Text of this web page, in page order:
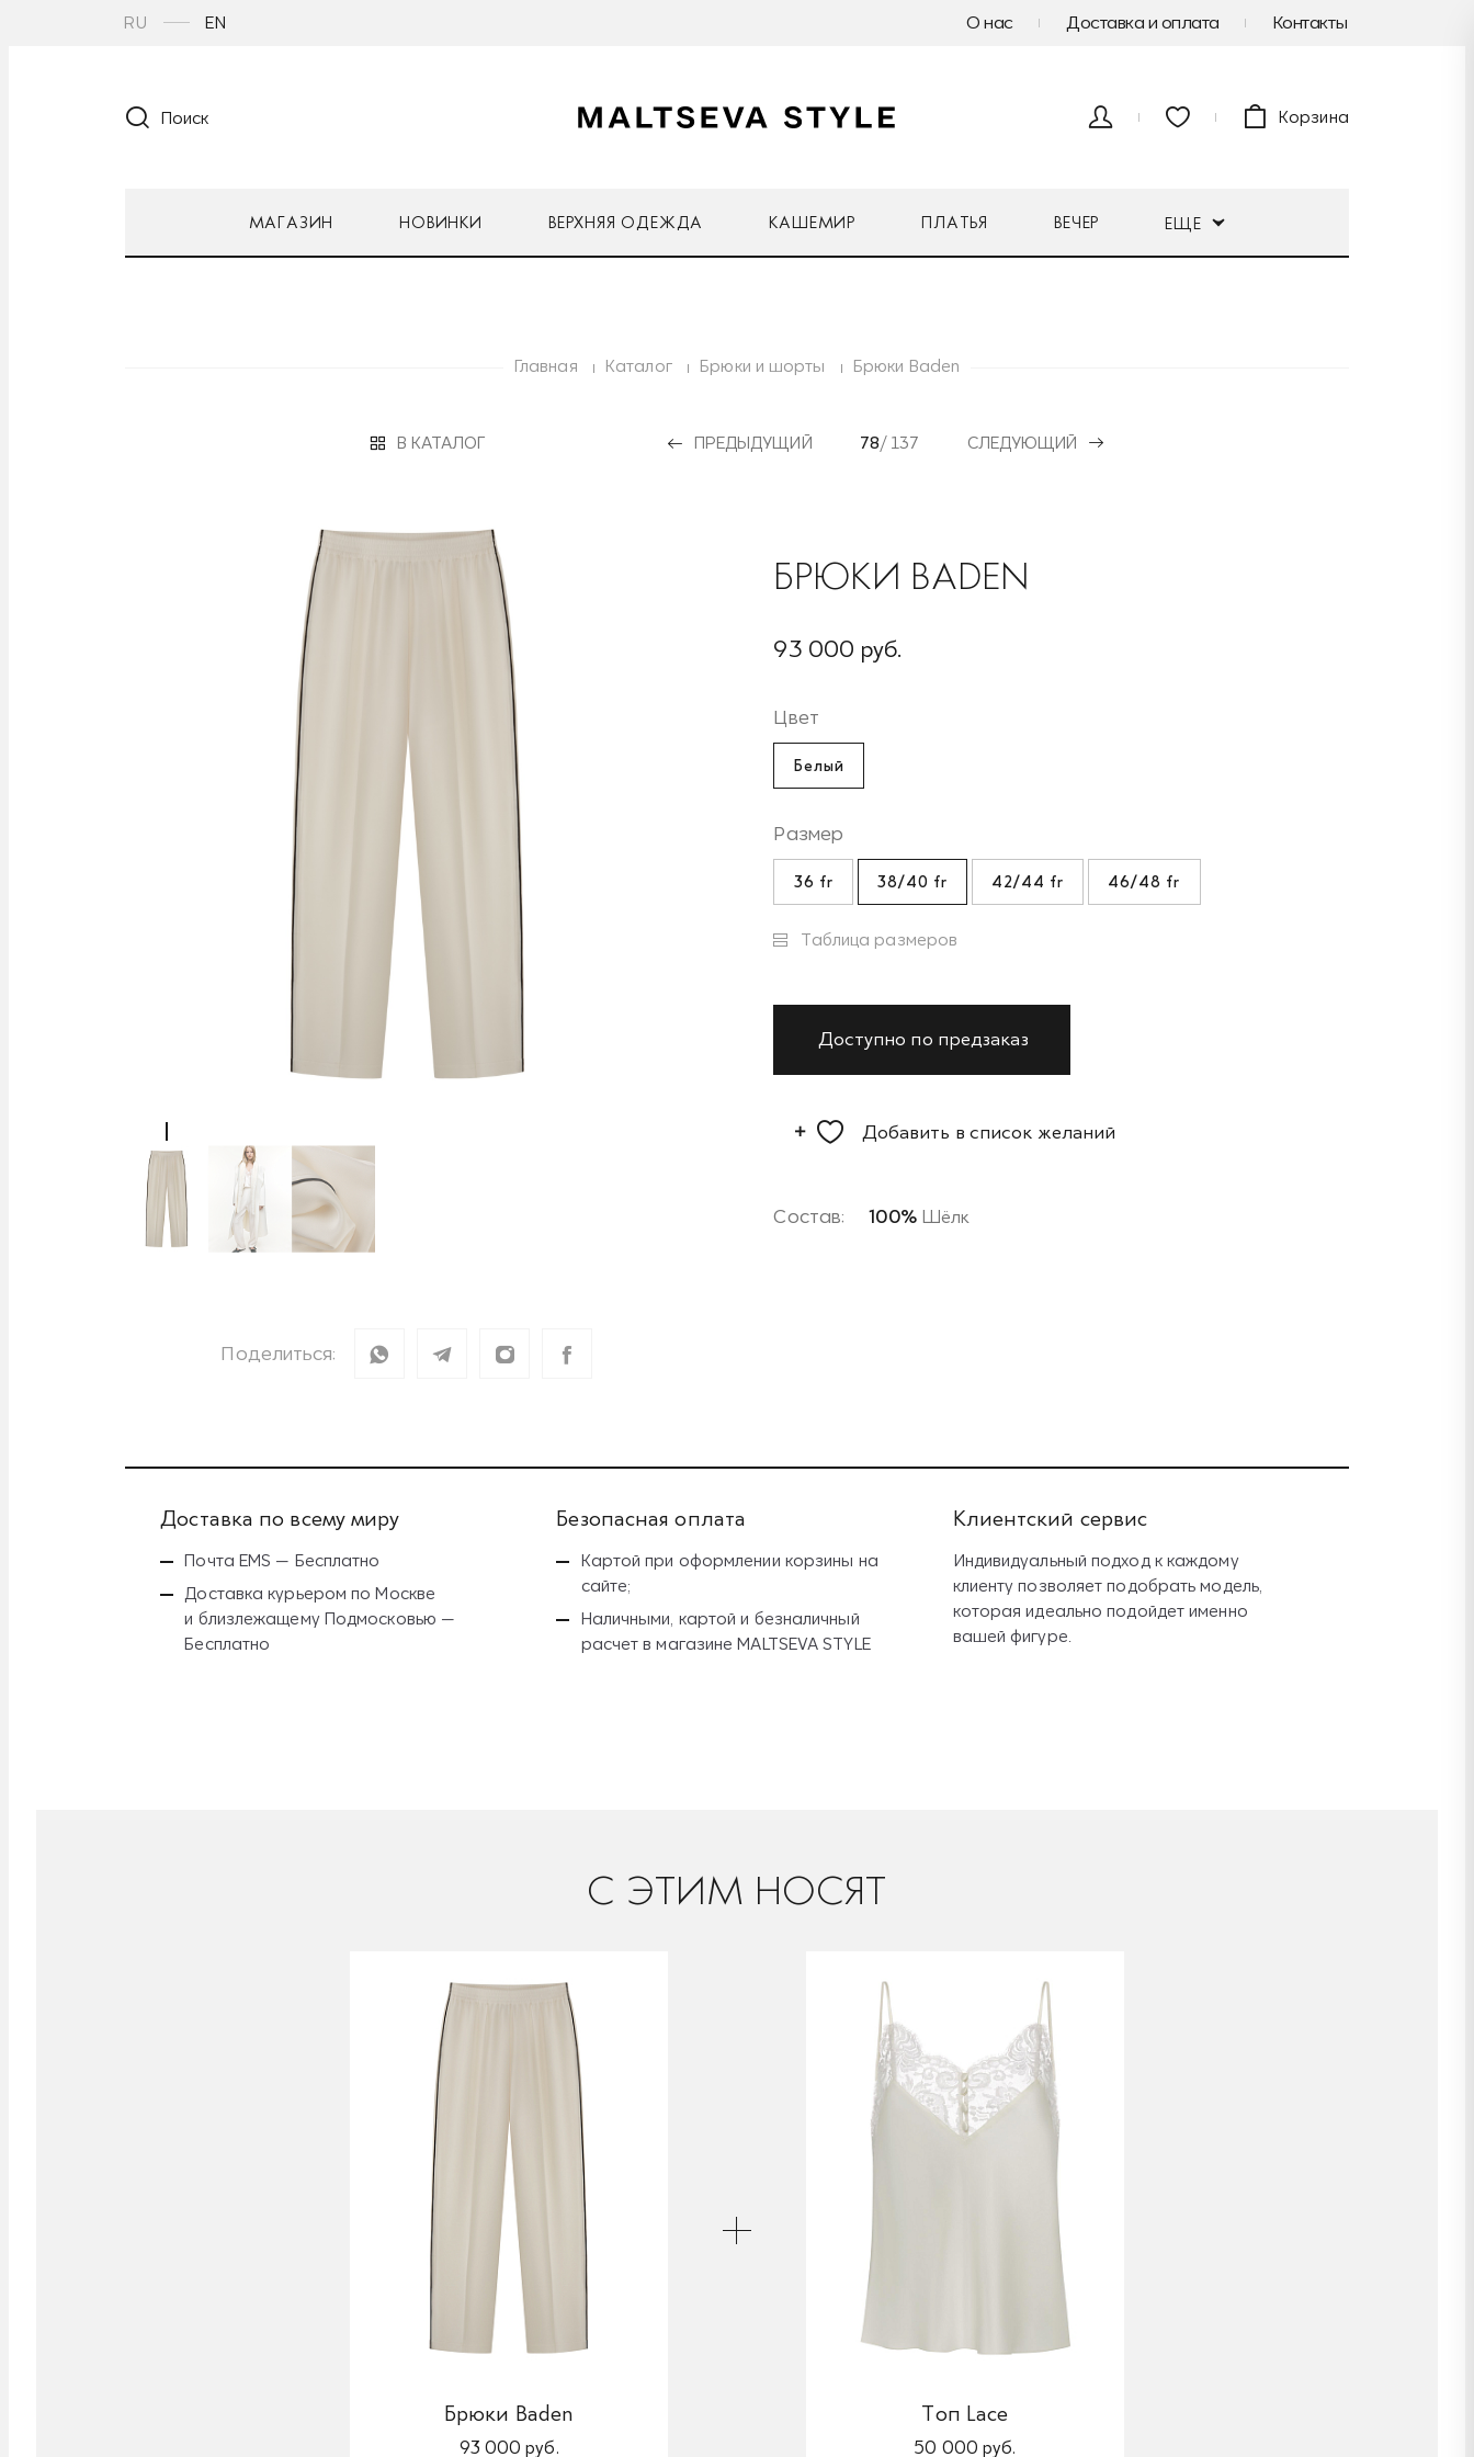
RU EN О нас Доставка и оплата Контакты
Поиск Корзина
МАГАЗИН НОВИНКИ ВЕРХНЯЯ ОДЕЖДА КАШЕМИР ПЛАТЬЯ ВЕЧЕР ЕЩЕ
Главная Каталог Брюки и шорты Брюки Baden
В КАТАЛОГ ПРЕДЫДУЩИЙ 78/ 137 СЛЕДУЮЩИЙ
Поделиться:
БРЮКИ BADEN
93 000 руб.
Цвет
Белый
Размер
36 fr 38/40 fr 42/44 fr 46/48 fr
Таблица размеров
Доступно по предзаказ
Добавить в список желаний
Состав: 100%Шёлк
Доставка по всему миру
Почта EMS — Бесплатно
Доставка курьером по Москве
и близлежащему Подмосковью —
Бесплатно
Безопасная оплата
Картой при оформлении корзины на
сайте;
Наличными, картой и безналичный
расчетв магазине MALTSEVA STYLE
Клиентский сервис
Индивидуальный подход к каждому
клиенту позволяет подобрать модель,
которая идеально подойдет именно
вашей фигуре.
C ЭТИМ НОСЯТ
Брюки Baden
93 000 руб.
Топ Lace
50 000 руб.